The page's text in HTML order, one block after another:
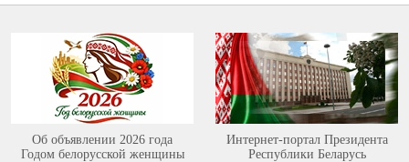
Об объявлении 2026 года
Годом белорусской женщины
Интернет-портал Президента
Республики Беларусь